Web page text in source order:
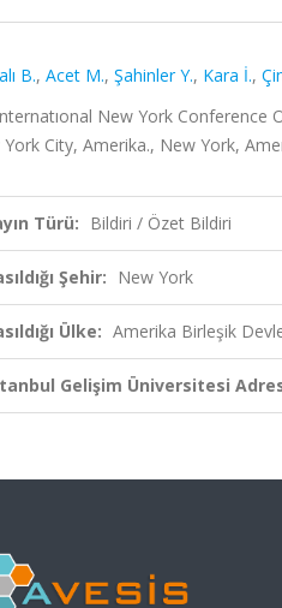
B., Acet M., Şahinler Y., Kara İ.,
New York Conference
City, Amerika., New York,
Türü: Bildiri / Özet Bildiri
Şehir: New York
Ülke: Amerika Birleşik
Gelişim Üniversitesi